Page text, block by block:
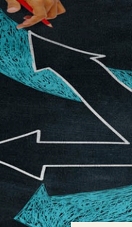
Ga direct naar de content
Veel gezocht
Opleiding
Contact